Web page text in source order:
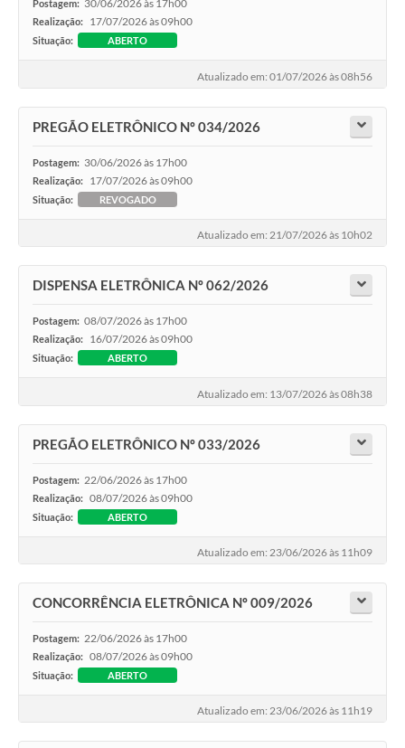
Postagem: 30/06/2026 às 17h00
Realização: 17/07/2026 às 09h00
Situação: ABERTO
Atualizado em: 01/07/2026 às 08h56
PREGÃO ELETRÔNICO Nº 034/2026
Postagem: 30/06/2026 às 17h00
Realização: 17/07/2026 às 09h00
Situação: REVOGADO
Atualizado em: 21/07/2026 às 10h02
DISPENSA ELETRÔNICA Nº 062/2026
Postagem: 08/07/2026 às 17h00
Realização: 16/07/2026 às 09h00
Situação: ABERTO
Atualizado em: 13/07/2026 às 08h38
PREGÃO ELETRÔNICO Nº 033/2026
Postagem: 22/06/2026 às 17h00
Realização: 08/07/2026 às 09h00
Situação: ABERTO
Atualizado em: 23/06/2026 às 11h09
CONCORRÊNCIA ELETRÔNICA Nº 009/2026
Postagem: 22/06/2026 às 17h00
Realização: 08/07/2026 às 09h00
Situação: ABERTO
Atualizado em: 23/06/2026 às 11h19